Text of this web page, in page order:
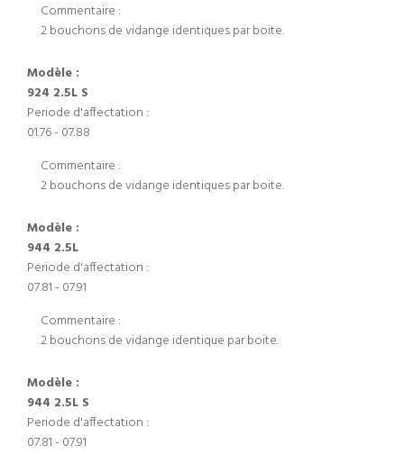
Commentaire :
2 bouchons de vidange identiques par boite.
Modèle :
924 2.5L S
Periode d'affectation :
01.76 - 07.88
Commentaire :
2 bouchons de vidange identiques par boite.
Modèle :
944 2.5L
Periode d'affectation :
07.81 - 07.91
Commentaire :
2 bouchons de vidange identique par boite.
Modèle :
944 2.5L S
Periode d'affectation :
07.81 - 07.91